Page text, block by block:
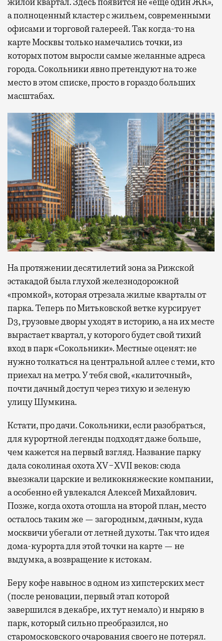
а полноценный кластер с жильем, современными
офисами и торговой галереей. Так когда-то на
карте Москвы только намечались точки, из
которых потом выросли самые желанные адреса
города. Сокольники явно претендуют на то же
место в этом списке, просто в гораздо больших
масштабах.
На протяжении десятилетий зона за Рижской
эстакадой была глухой железнодорожной
«промкой», которая отрезала жилые кварталы от
парка. Теперь по Митьковской ветке курсирует
D3, грузовые дворы уходят в историю, а на их месте
вырастает квартал, у которого будет свой тихий
вход в парк «Сокольники». Местные оценят: не
нужно толкаться на центральной аллее с теми, кто
приехал на метро. У тебя свой, «калиточный»,
почти дачный доступ через тихую и зеленую
улицу Шумкина.
Кстати, про дачи. Сокольники, если разобраться,
для курортной легенды подходят даже больше,
чем кажется на первый взгляд. Название парку
дала соколиная охота XV−XVII веков: сюда
выезжали царские и великокняжеские компании,
а особенно ей увлекался Алексей Михайлович.
Позже, когда охота отошла на второй план, место
осталось таким же — загородным, дачным, куда
москвичи убегали от летней духоты. Так что идея
дома-курорта для этой точки на карте — не
выдумка, а возвращение к истокам.
Беру кофе навынос в одном из хипстерских мест
(после реновации, первый этап которой
завершился в декабре, их тут немало) и ныряю в
парк, который сильно преобразился, но
старомосковского очарования своего не потерял.